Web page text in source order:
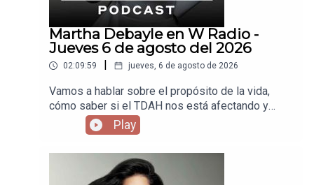
Martha Debayle en W Radio -
Jueves 6 de agosto del 2026
02:09:59 jueves, 6 de agosto de 2026
Vamos a hablar sobre el propósito de la vida,
cómo saber si el TDAH nos está afectando y
cómo el vivir como vivimos nos está enfermando
los pulmones.
Play